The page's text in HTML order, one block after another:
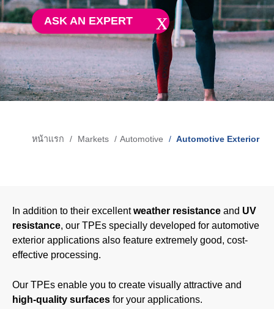
Blow-Fill-Seal Technology
MARKETS
Automotive
Industry
MEDIA
Press
News & Blog
Webinar
ASK AN EXPERT
การ
ทาง
หน้าแรก Markets Automotive Automotive Exterior
In addition to their excellentweather resistance and UV
resistance, our TPEs specially developed for automotive
exterior applications also feature extremely good, cost-
effective processing.
Our TPEs enable you to create visually attractive and
high-quality surfaces for your applications.